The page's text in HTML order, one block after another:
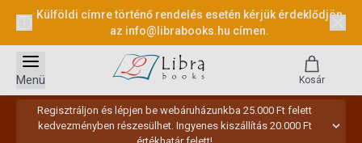
Külföldi címre történő rendelés esetén kérjük érdeklődjön
az info@librabooks.hu címen.
Regisztráljon és lépjen be webáruházunkba 25.000 Ft felett
kedvezményben részesülhet. Ingyenes kiszállítás 20.000 Ft
Menü Kosár